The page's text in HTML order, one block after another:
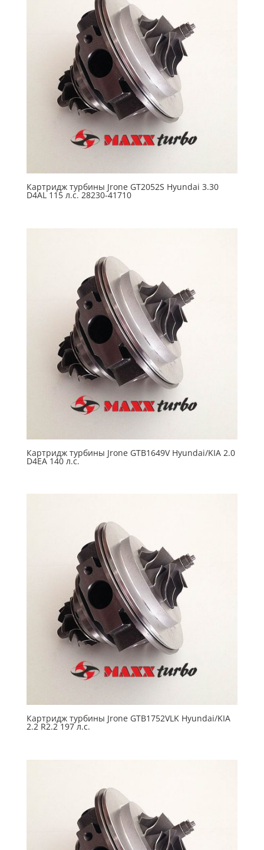
Картридж турбины Jrone GT2052S Hyundai 3.30
D4AL 115 л.с. 28230-41710
Картридж турбины Jrone GTB1649V Hyundai/KIA 2.0
D4EA 140 л.с.
Картридж турбины Jrone GTB1752VLK Hyundai/KIA
2.2 R2.2 197 л.с.